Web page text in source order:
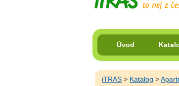
Úvod
iTRAS > Katalog >